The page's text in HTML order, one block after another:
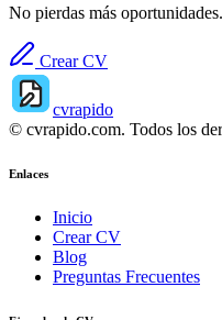
No pierdas más
Crear CV
cvrapido
© cvrapido.com. Todos los
Enlaces
Inicio
Crear CV
Blog
Preguntas Frecuentes